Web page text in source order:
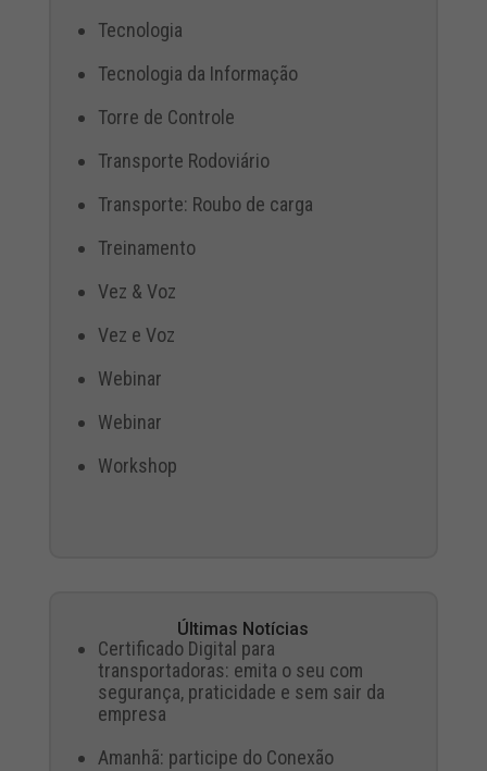
Tecnologia
Tecnologia da Informação
Torre de Controle
Transporte Rodoviário
Transporte: Roubo de carga
Treinamento
Vez & Voz
Vez e Voz
Webinar
Webinar
Workshop
Últimas Notícias
Certificado Digital para
transportadoras: emita o seu com
segurança, praticidade e sem sair da
empresa
Amanhã: participe do Conexão